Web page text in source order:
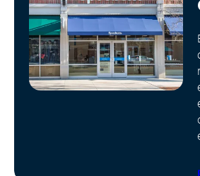
Administrar
cuenta
Encuentra
una
tienda